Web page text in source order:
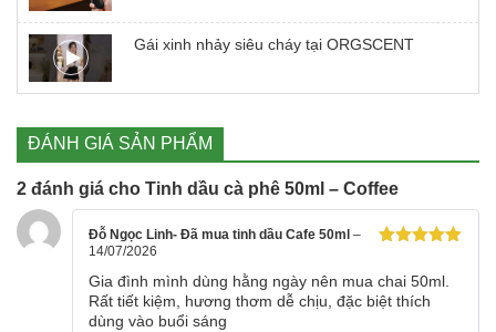
Gái xinh nhảy siêu cháy tại ORGSCENT
ĐÁNH GIÁ SẢN PHẨM
2 đánh giá cho Tinh dầu cà phê 50ml – Coffee
sao
Đỗ Ngọc Linh- Đã mua tinh dầu Cafe 50ml –
14/07/2026
Gia đình mình dùng hằng ngày nên mua chai 50ml.
Rất tiết kiệm, hương thơm dễ chịu, đặc biệt thích
dùng vào buổi sáng